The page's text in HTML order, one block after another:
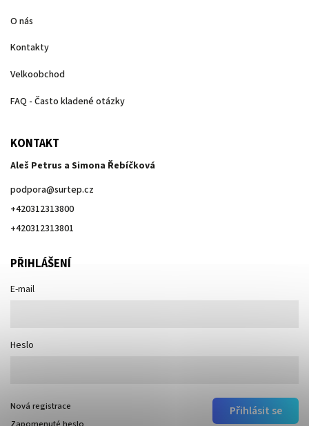
O nás
Kontakty
Velkoobchod
FAQ - Často kladené otázky
KONTAKT
Aleš Petrus a Simona Řebíčková
podpora@surtep.cz
+420312313800
+420312313801
PŘIHLÁŠENÍ
E-mail
Heslo
Přihlásit se
Nová registrace